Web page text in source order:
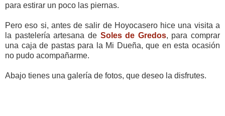
para estirar un poco las piernas.
Pero eso si, antes de salir de Hoyocasero hice una visita a
la pastelería artesana de Soles de Gredos, para comprar
una caja de pastas para la Mi Dueña, que en esta ocasión
no pudo acompañarme.
Abajo tienes una galería de fotos, que deseo la disfrutes.